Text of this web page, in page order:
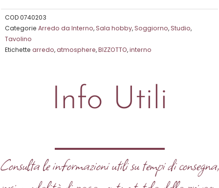
su
5
COD0740203
Categorie Arredo da Interno,Sala hobby,Soggiorno,Studio,
Tavolino
Etichette arredo,atmosphere,BIZZOTTO,interno
Info Utili
Consulta le informazioni utili su tempi di consegna,